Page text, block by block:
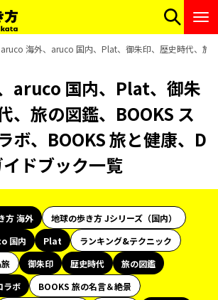
aruco 海外、aruco 国内、Plat、御朱印、歴史時代、旅
aruco 国内、Plat、御朱
、旅の図鑑、BOOKS ス
ボ、BOOKS 旅と健康、D
ドブック一覧
方 海外
地球の歩き方 Jシリーズ（国内）
国内 Plat
ランキング&テクニック
御朱印 歴史時代
旅の図鑑
ラボ
BOOKS 旅の名言＆絶景